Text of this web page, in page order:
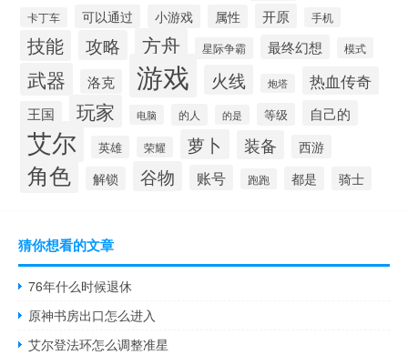
卡丁车 可以通过 小游戏 属性 开原 手机
技能 攻略 方舟 星际争霸 最终幻想 模式
武器 洛克 游戏 火线 炮塔 热血传奇
王国 玩家 电脑 的人 的是 等级 自己的
艾尔 英雄 荣耀 萝卜 装备 西游
角色 解锁 谷物 账号 跑跑 都是 骑士
猜你想看的文章
76年什么时候退休
原神书房出口怎么进入
艾尔登法环怎么调整准星